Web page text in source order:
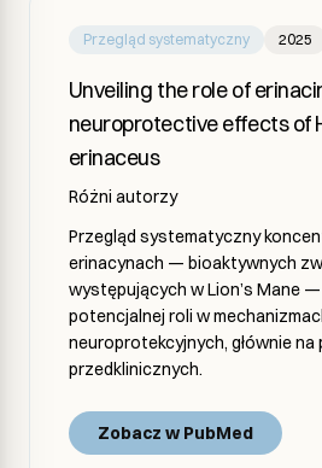
Przegląd systematyczny 2025
Unveiling the role of
neuroprotective effects of
erinaceus
Różni autorzy
Przegląd systematyczny
erinacynach — bioaktywnych
występujących w Lion’s Mane
potencjalnej roli w
neuroprotekcyjnych, głównie
przedklinicznych.
Zobacz w PubMed